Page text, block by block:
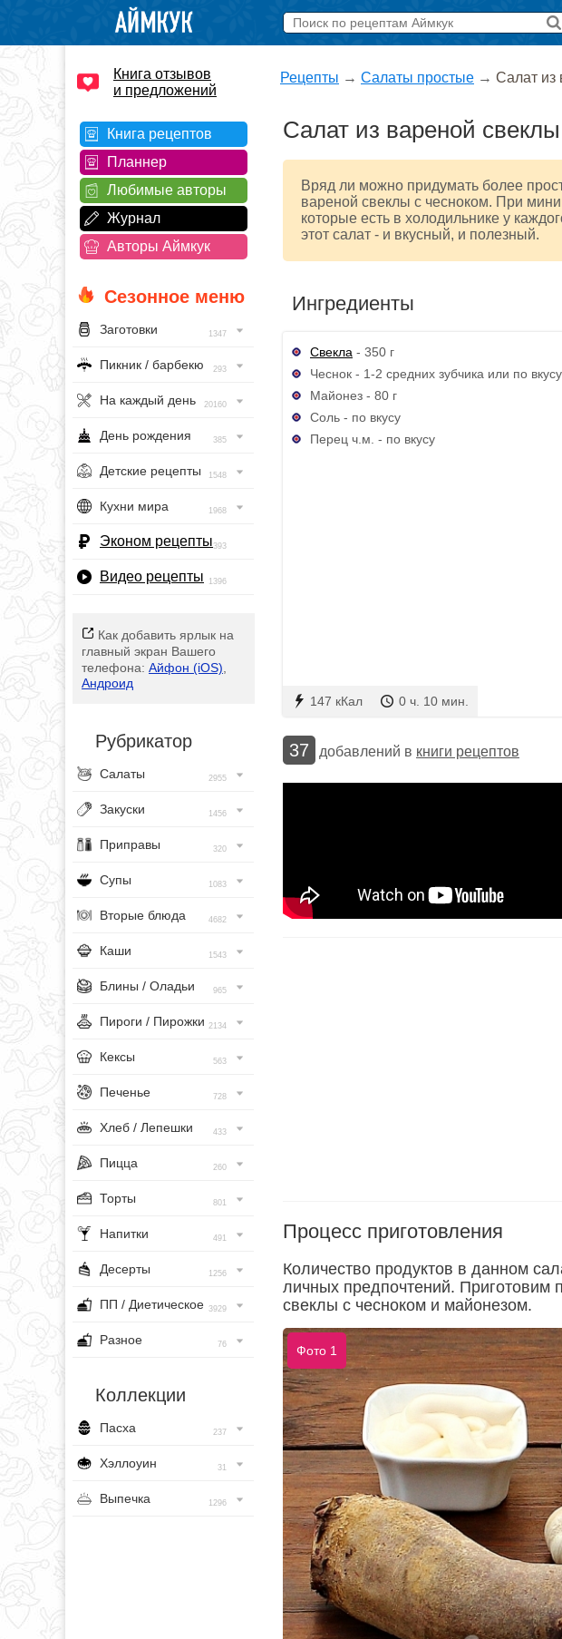
Книга отзывов
и предложений
Книга рецептов
Планнер
Любимые авторы
Журнал
Авторы Аймкук
Сезонное меню
Заготовки 1347
Пикник / барбекю 293
На каждый день 20160
День рождения 385
Детские рецепты 1548
Кухни мира 1968
Эконом рецепты393
Видео рецепты 1396
Как добавить ярлык на
главный экран Вашего
телефона: Айфон (iOS)
Андроид
Рубрикатор
Салаты 2955
Закуски 1456
Приправы 320
Супы 1083
Вторые блюда 4682
Каши 1543
Блины / Оладьи 965
Пироги / Пирожки 2134
Кексы 563
Печенье 728
Хлеб / Лепешки 433
Пицца 260
Торты 801
Напитки 491
Десерты 1256
ПП / Диетическое 3929
Разное 76
Коллекции
Пасха 237
Хэллоуин 31
Выпечка 1296
Рецепты → Салаты простые → Салат из
Салат из вареной
Вряд ли можно придумать более
вареной свеклы с чесноком. При
которые есть в холодильнике у
этот салат - и вкусный, и полезный.
Ингредиенты
Свекла - 350 г
Чеснок - 1-2 средних зубчика или по вкусу
Майонез - 80 г
Соль - по вкусу
Перец ч.м. - по вкусу
147 кКал 0 ч. 10 мин.
37 добавлений в книги рецептов
Процесс приготовления
Количество продуктов в данном
личных предпочтений. Приготовим
свеклы с чесноком и майонезом.
Фото 1